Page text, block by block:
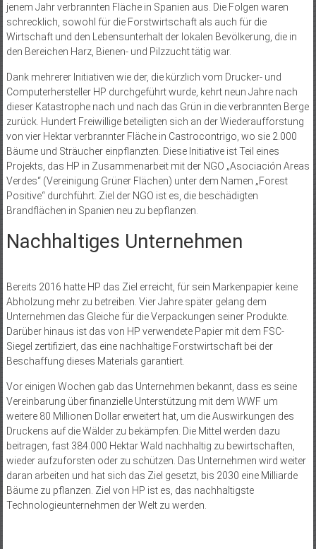
jenem Jahr verbrannten Fläche in Spanien aus. Die Folgen waren
schrecklich, sowohl für die Forstwirtschaft als auch für die
Wirtschaft und den Lebensunterhalt der lokalen Bevölkerung, die in
den Bereichen Harz, Bienen- und Pilzzucht tätig war.
Dank mehrerer Initiativen wie der, die kürzlich vom Drucker- und
Computerhersteller HP durchgeführt wurde, kehrt neun Jahre nach
dieser Katastrophe nach und nach das Grün in die verbrannten Berge
zurück. Hundert Freiwillige beteiligten sich an der Wiederaufforstung
von vier Hektar verbrannter Fläche in Castrocontrigo, wo sie 2.000
Bäume und Sträucher einpflanzten. Diese Initiative ist Teil eines
Projekts, das HP in Zusammenarbeit mit der NGO „Asociación Areas
Verdes“ (Vereinigung Grüner Flächen) unter dem Namen „Forest
Positive“ durchführt. Ziel der NGO ist es, die beschädigten
Brandflächen in Spanien neu zu bepflanzen.
Nachhaltiges Unternehmen
Bereits 2016 hatte HP das Ziel erreicht, für sein Markenpapier keine
Abholzung mehr zu betreiben. Vier Jahre später gelang dem
Unternehmen das Gleiche für die Verpackungen seiner Produkte.
Darüber hinaus ist das von HP verwendete Papier mit dem FSC-
Siegel zertifiziert, das eine nachhaltige Forstwirtschaft bei der
Beschaffung dieses Materials garantiert.
Vor einigen Wochen gab das Unternehmen bekannt, dass es seine
Vereinbarung über finanzielle Unterstützung mit dem WWF um
weitere 80 Millionen Dollar erweitert hat, um die Auswirkungen des
Druckens auf die Wälder zu bekämpfen. Die Mittel werden dazu
beitragen, fast 384.000 Hektar Wald nachhaltig zu bewirtschaften,
wieder aufzuforsten oder zu schützen. Das Unternehmen wird weiter
daran arbeiten und hat sich das Ziel gesetzt, bis 2030 eine Milliarde
Bäume zu pflanzen. Ziel von HP ist es, das nachhaltigste
Technologieunternehmen der Welt zu werden.